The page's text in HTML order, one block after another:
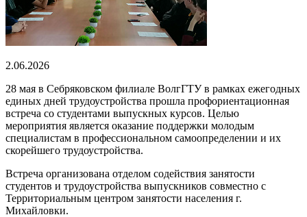
2.06.2026
28 мая в Себряковском филиале ВолгГТУ в рамках ежегодных
единых дней трудоустройства прошла профориентационная
встреча со студентами выпускных курсов. Целью
мероприятия является оказание поддержки молодым
специалистам в профессиональном самоопределении и их
скорейшего трудоустройства.
Встреча организована отделом содействия занятости
студентов и трудоустройства выпускников совместно с
Территориальным центром занятости населения г.
Михайловки.